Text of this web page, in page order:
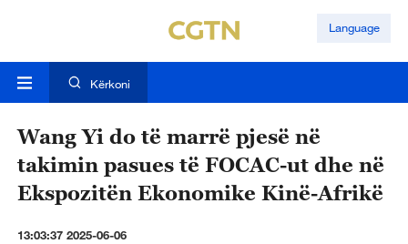
Language
Kërkoni
Wang Yi do të marrë pjesë në
takimin pasues të FOCAC-ut dhe në
Ekspozitën Ekonomike Kinë-Afrikë
13:03:37 2025-06-06